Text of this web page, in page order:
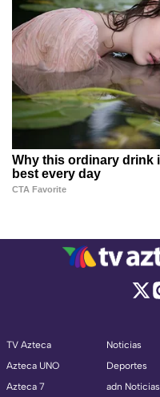
TV Azteca
Azteca UNO
Azteca 7
Noticias
Deportes
adn Noticias